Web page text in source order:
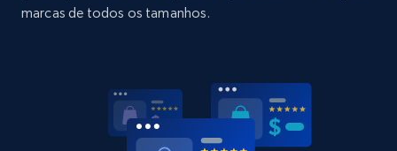
Collecting products by keyword search
Title, Seller name, Brand, Description, Initial
price, Currency, Availability, Reviews count, and
marcas de todos os tamanhos.